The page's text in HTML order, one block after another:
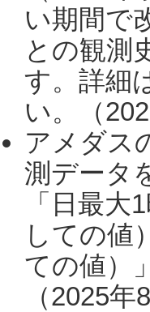
い期間で
との観測
す。詳細
い。（
アメダス
測データ
「日最
しての値
ての値）
（2025年